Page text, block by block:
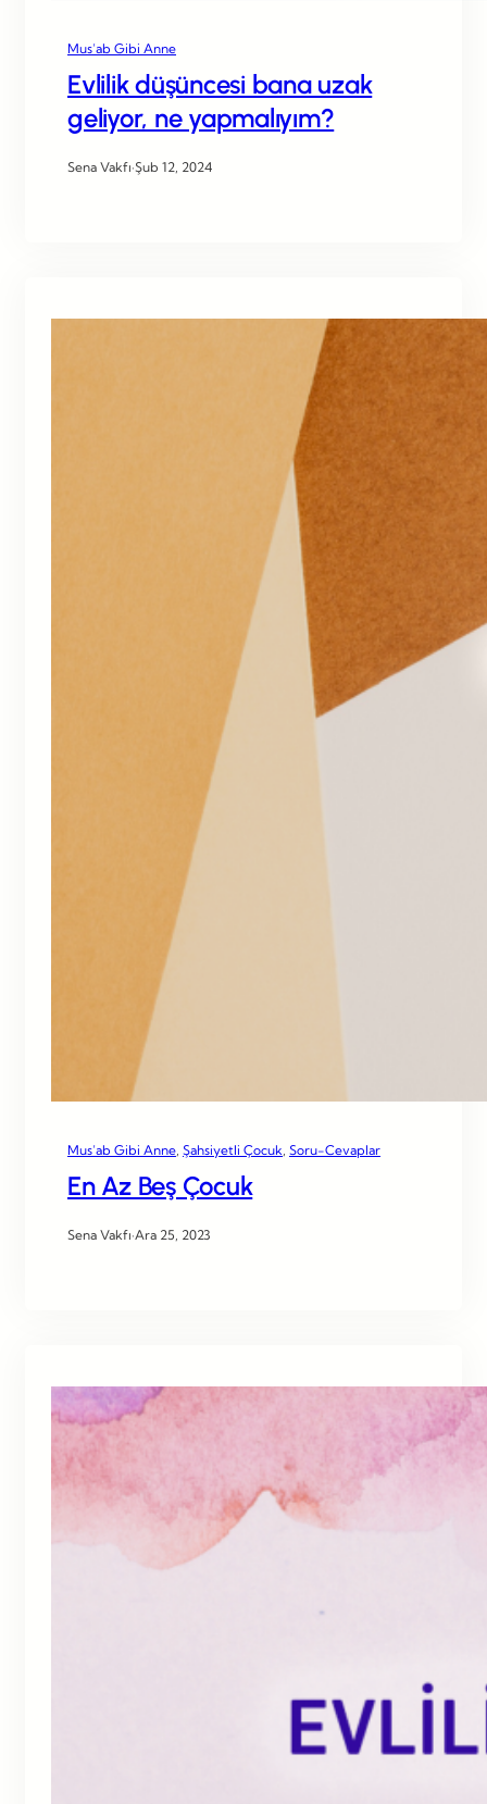
Mus’ab Gibi Anne
Evlilik düşüncesi bana uzak
geliyor, ne yapmalıyım?
Sena Vakfı·Şub 12, 2024
Mus’ab Gibi Anne Şahsiyetli Çocuk Soru-Cevaplar
En Az Beş Çocuk
Sena Vakfı·Ara 25, 2023